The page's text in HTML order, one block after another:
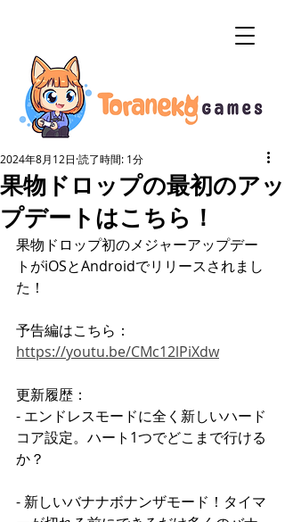
果物ドロップの最初のアッ
プデートはこちら！
2024年8月12日 読了時間: 1分
果物ドロップ初のメジャーアップデー
トがiOSとAndroidでリリースされまし
た！
予告編はこちら：
https://youtu.be/CMc12lPiXdw
更新履歴：
- エンドレスモードに全く新しいハード
コア設定。ハート1つでどこまで行ける
か？
- 新しいバナナボナンザモード！タイマ